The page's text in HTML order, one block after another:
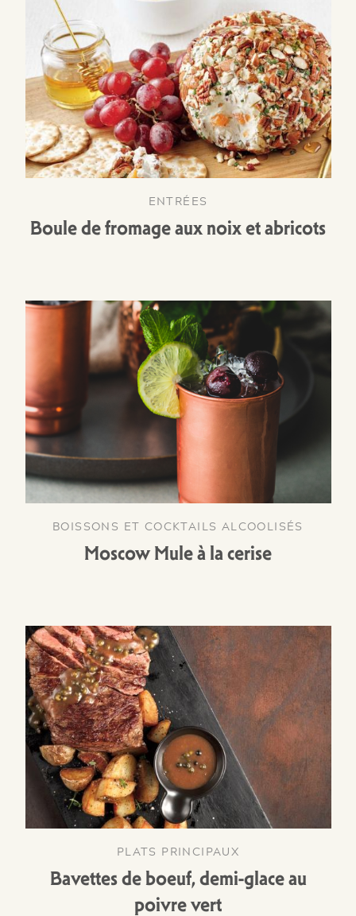
ENTRÉES
Boule de fromage aux noix et abricots
BOISSONS ET COCKTAILS ALCOOLISÉS
Moscow Mule à la cerise
PLATS PRINCIPAUX
Bavettes de boeuf, demi-glace au
poivre vert